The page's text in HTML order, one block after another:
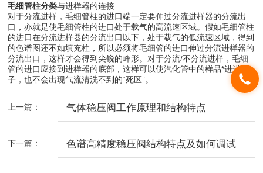
毛细管柱分类与进样器的连接
对于分流进样，毛细管柱的进口端一定要伸过分流进样器的分流出
口，亦就是使毛细管柱的进口处于载气的高流速区域。假如毛细管柱
的进口在分流进样器的分流出口以下，处于载气的低流速区域，得到
的色谱图还不如填充柱，所以必须将毛细管的进口伸过分流进样器的
分流出口，这样才会得到尖锐的峰形。对于分流/不分流进样，毛细
管的进口应接到进样器的底部，这样可以使汽化管中的样品*进进柱
子，也不会出现气流清洗不到的“死区”。
上一篇： 气体稳压阀工作原理和结构特点
下一篇： 色谱高精度稳压阀结构特点及如何调试